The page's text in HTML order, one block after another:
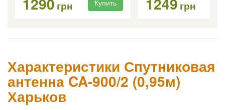
грн Купить грн
Характеристики Спутниковая
антенна CA-900/2 (0,95м)
Харьков